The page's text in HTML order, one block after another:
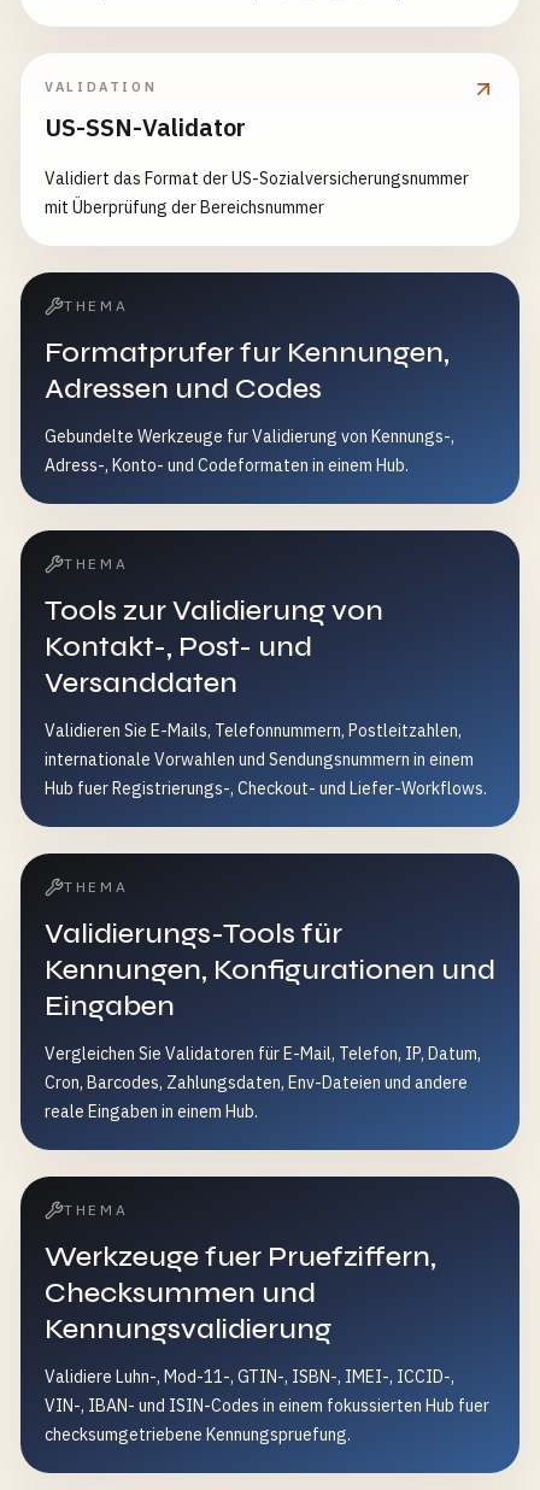
VALIDATION
US-SSN-Validator
Validiert das Format der US-Sozialversicherungsnummer
mit Überprüfung der Bereichsnummer
THEMA
Formatprufer fur Kennungen,
Adressen und Codes
Gebundelte Werkzeuge fur Validierung von Kennungs-,
Adress-, Konto- und Codeformaten in einem Hub.
THEMA
Tools zur Validierung von
Kontakt-, Post- und
Versanddaten
Validieren Sie E-Mails, Telefonnummern, Postleitzahlen,
internationale Vorwahlen und Sendungsnummern in einem
Hub fuer Registrierungs-, Checkout- und Liefer-Workflows.
THEMA
Validierungs-Tools für
Kennungen, Konfigurationen und
Eingaben
Vergleichen Sie Validatoren für E-Mail, Telefon, IP, Datum,
Cron, Barcodes, Zahlungsdaten, Env-Dateien und andere
reale Eingaben in einem Hub.
THEMA
Werkzeuge fuer Pruefziffern,
Checksummen und
Kennungsvalidierung
Validiere Luhn-, Mod-11-, GTIN-, ISBN-, IMEI-, ICCID-,
VIN-, IBAN- und ISIN-Codes in einem fokussierten Hub fuer
checksumgetriebene Kennungspruefung.